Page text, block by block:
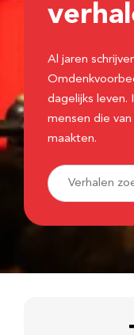
Al jaren
dagelijks leven.
mensen die
maakten.